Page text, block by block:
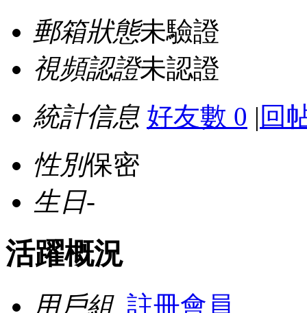
郵箱狀態未驗證
視頻認證未認證
統計信息 好友數 0 | 回
性別保密
生日-
活躍概況
用戶組 註冊會員